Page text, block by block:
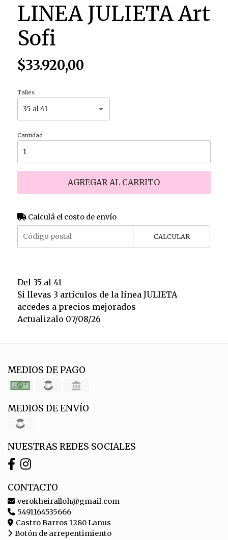
LINEA JULIETA Art
Sofi
$33.920,00
Talles
Cantidad
AGREGAR AL CARRITO
Calculá el costo de envío
CALCULAR
Del 35 al 41
Si llevas 3 artículos de la línea JULIETA
accedes a precios mejorados
Actualizalo 07/08/26
MEDIOS DE PAGO
MEDIOS DE ENVÍO
NUESTRAS REDES SOCIALES
CONTACTO
verokheiralloh@gmail.com
5491164535666
Castro Barros 1280 Lanus
Botón de arrepentimiento